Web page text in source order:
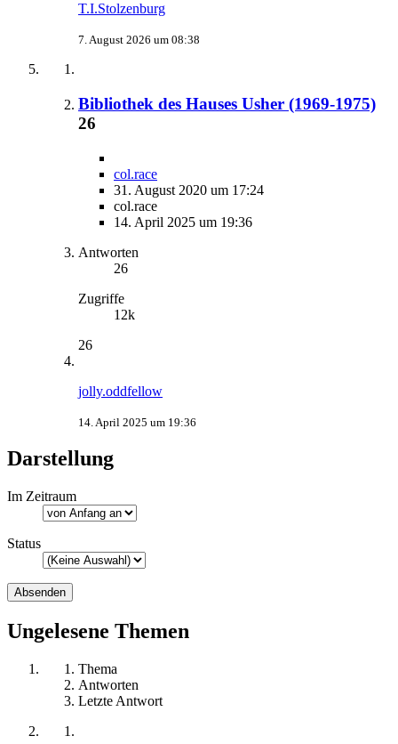
T.I.Stolzenburg
7. August 2026 um 08:38
Bibliothek des Hauses Usher (1969-1975)
26
col.race
31. August 2020 um 17:24
col.race
14. April 2025 um 19:36
Antworten
26
Zugriffe
12k
26
jolly.oddfellow
14. April 2025 um 19:36
Darstellung
Im Zeitraum
Status
Ungelesene Themen
Thema
Antworten
Letzte Antwort